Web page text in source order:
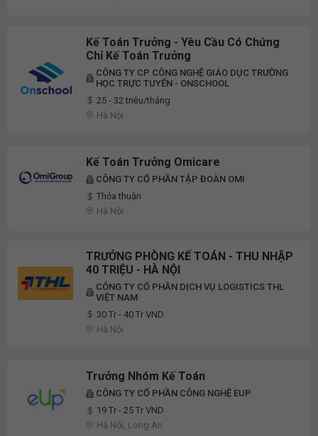
Kế Toán Trưởng - Yêu Cầu Có Chứng
Chỉ Kế Toán Trưởng
CÔNG TY CP CÔNG NGHỆ GIÁO DỤC TRƯỜNG
HỌC TRỰC TUYẾN - ONSCHOOL
25 - 32 triệu/tháng
Hà Nội
Kế Toán Trưởng Omicare
CÔNG TY CỔ PHẦN TẬP ĐOÀN OMI
Thỏa thuận
Hà Nội
TRƯỞNG PHÒNG KẾ TOÁN - THU NHẬP
40 TRIỆU - HÀ NỘI
CÔNG TY CỔ PHẦN DỊCH VỤ LOGISTICS THL
VIỆT NAM
30 Tr - 40 Tr VND
Hà Nội
Trưởng Nhóm Kế Toán
CÔNG TY CỔ PHẦN CÔNG NGHỆ EUP
19 Tr - 25 Tr VND
Hà Nội, Long An